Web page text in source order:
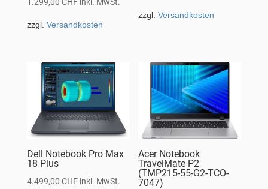
1.299,00 CHF inkl. MwSt.
zzgl. Versandkosten
zzgl.Versandkosten
Dell Notebook Pro Max
18 Plus
4.499,00 CHF inkl. MwSt.
Acer Notebook
TravelMate P2
(TMP215-55-G2-TCO-
7047)